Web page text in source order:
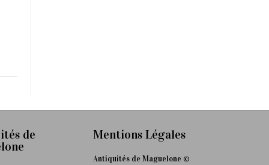
de
Mentions Légales
Antiquités de Maguelone ©